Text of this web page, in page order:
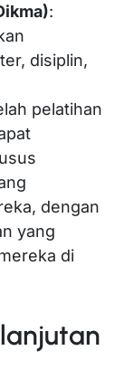
:
disiplin,
pelatihan
dengan
yang
di